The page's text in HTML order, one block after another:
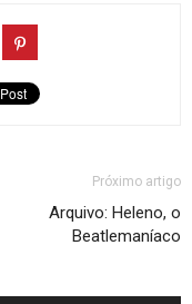
Próximo artigo
Arquivo: Heleno, o
Beatlemaníaco